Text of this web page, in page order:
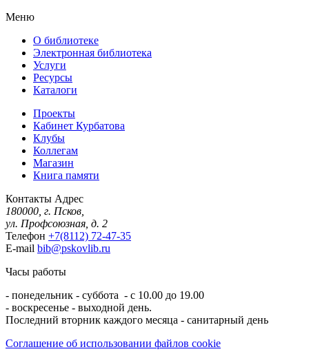
Меню
О библиотеке
Электронная библиотека
Услуги
Ресурсы
Каталоги
Проекты
Кабинет Курбатова
Клубы
Коллегам
Магазин
Книга памяти
Контакты Адрес
180000, г. Псков,
ул. Профсоюзная, д. 2
Телефон +7(8112) 72-47-35
E-mail bib@pskovlib.ru
Часы работы
- понедельник - суббота - с 10.00 до 19.00
- воскресенье - выходной день.
Последний вторник каждого месяца - санитарный день
Соглашение об использовании файлов cookie